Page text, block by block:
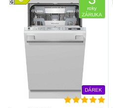
roky
ZÁRUKA
DÁREK